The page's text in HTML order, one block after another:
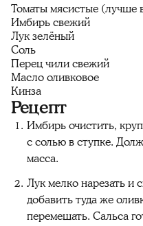
Томаты мясистые (лучше
Имбирь свежий
Лук зелёный
Соль
Перец чили свежий
Масло оливковое
Кинза
Рецепт
Имбирь очистить,
с солью в ступке.
масса.
Лук мелко нарезать и
добавить туда же
перемешать. Сальса